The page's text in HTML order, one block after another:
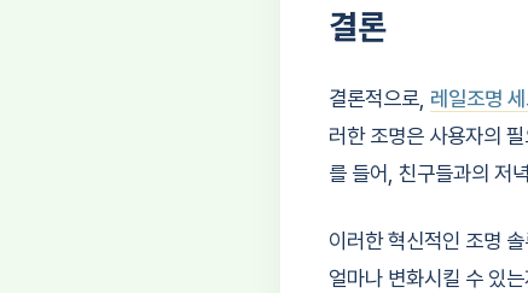
결론
결론적으로, 레일조명
러한 조명은 사용자의
를 들어, 친구들과의 저
이러한 혁신적인 조명
얼마나 변화시킬 수 있